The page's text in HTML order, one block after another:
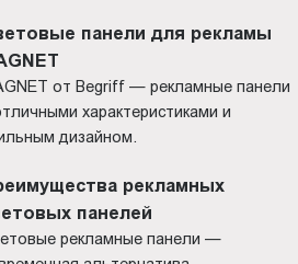
панели для рекламы
от Begriff — рекламные панели
характеристиками и
дизайном.
рекламных
панелей
рекламные панели —